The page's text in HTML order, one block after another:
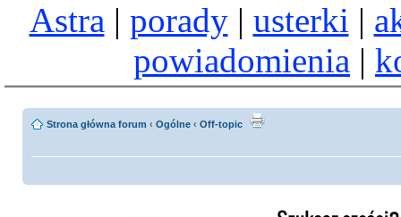
Astra | porady| usterki |
powiadomienia |
Strona główna forum ‹ Ogólne ‹ Off-topic